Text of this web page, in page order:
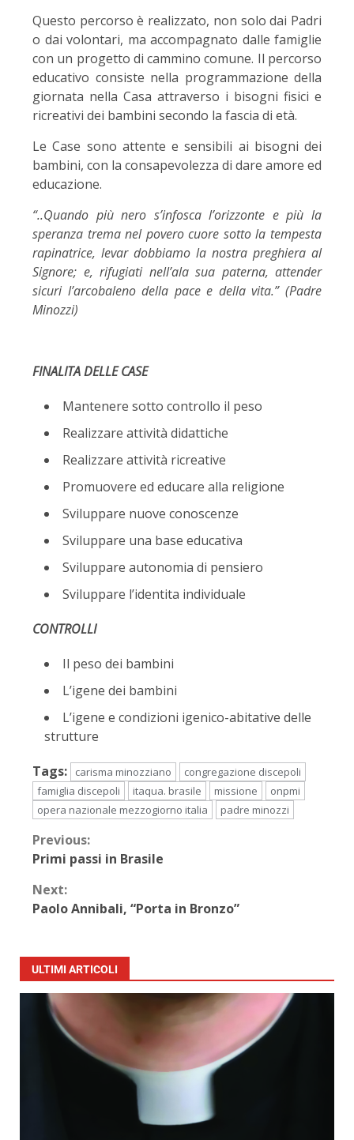
Questo percorso è realizzato, non solo dai Padri
o dai volontari, ma accompagnato dalle famiglie
con un progetto di cammino comune. Il percorso
educativo consiste nella programmazione della
giornata nella Casa attraverso i bisogni fisici e
ricreativi dei bambini secondo la fascia di età.
Le Case sono attente e sensibili ai bisogni dei
bambini, con la consapevolezza di dare amore ed
educazione.
“..Quando più nero s’infosca l’orizzonte e più la
speranza trema nel povero cuore sotto la tempesta
rapinatrice, levar dobbiamo la nostra preghiera al
Signore; e, rifugiati nell’ala sua paterna, attender
sicuri l’arcobaleno della pace e della vita.” (Padre
Minozzi)
FINALITA DELLE CASE
Mantenere sotto controllo il peso
Realizzare attività didattiche
Realizzare attività ricreative
Promuovere ed educare alla religione
Sviluppare nuove conoscenze
Sviluppare una base educativa
Sviluppare autonomia di pensiero
Sviluppare l’identita individuale
CONTROLLI
Il peso dei bambini
L’igene dei bambini
L’igene e condizioni igenico-abitative delle
strutture
Tags:
carisma minozziano
congregazione discepoli
famiglia discepoli
itaqua. brasile missione
onpmi
opera nazionale mezzogiorno italia
padre minozzi
Previous:
Primi passi in Brasile
Next:
Paolo Annibali, “Porta in Bronzo”
ULTIMI ARTICOLI